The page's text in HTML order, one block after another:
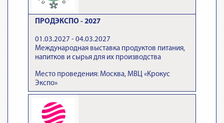
ПРОДЭКСПО - 2027
01.03.2027 - 04.03.2027
Международная выставка продуктов питания,
напитков и сырья для их производства
Место проведения: Москва, МВЦ «Крокус
Экспо»